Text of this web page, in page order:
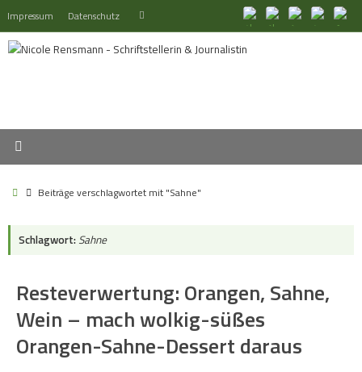
Inhalt
springen
Impressum Datenschutz Suchen
StartBeiträge verschlagwortet mit "Sahne"
Schlagwort: Sahne
Resteverwertung: Orangen, Sahne,
Wein – mach wolkig-süßes
Orangen-Sahne-Dessert daraus